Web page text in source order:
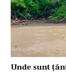
Unde sunt